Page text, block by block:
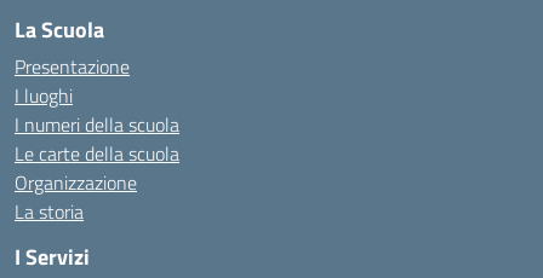
La Scuola
Presentazione
I luoghi
I numeri della scuola
Le carte della scuola
Organizzazione
La storia
I Servizi